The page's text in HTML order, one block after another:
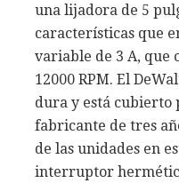
una lijadora de 5
características que
variable de 3 A, que
12000 RPM. El
dura y está cubierto
fabricante de tres
de las unidades en
interruptor